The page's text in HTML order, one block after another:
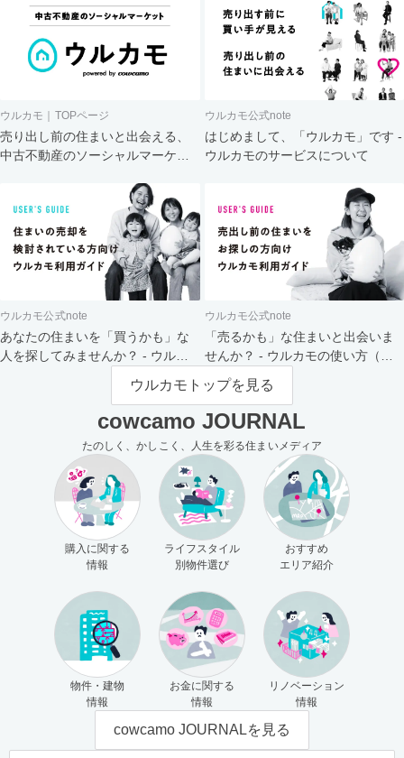
ウルカモ｜TOPページ
売り出し前の住まいと出会える、
中古不動産のソーシャルマーケッ
ウルカモ公式note
はじめまして、「ウルカモ」です -
ウルカモのサービスについて
ウルカモ公式note
あなたの住まいを「買うかも」な
人を探してみませんか？ - ウルカ
ウルカモ公式note
「売るかも」な住まいと出会いま
せんか？ - ウルカモの使い方（買
主さま向け）
ウルカモトップを見る
cowcamo JOURNAL
たのしく、かしこく、人生を彩る住まいメディア
購入に関する
情報
ライフスタイル
別物件選び
おすすめ
エリア紹介
物件・建物
情報
お金に関する
情報
リノベーション
情報
cowcamo JOURNALを見る